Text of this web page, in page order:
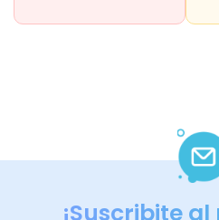
¡Suscribite